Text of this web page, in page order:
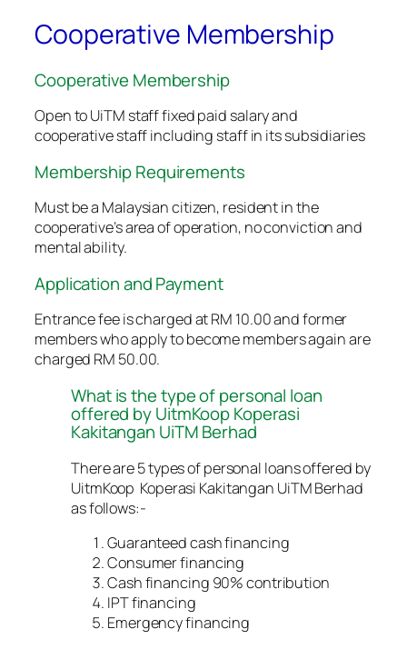
Cooperative Membership
Cooperative Membership
Open to UiTM staff fixed paid salary and
cooperative staff including staff in its subsidiaries
Membership Requirements
Must be a Malaysian citizen, resident in the
cooperative’s area of ​​operation, no conviction and
mental ability.
Application and Payment
Entrance fee is charged at RM 10.00 and former
members who apply to become members again are
charged RM 50.00.
What is the type of personal loan
offered by UitmKoop Koperasi
Kakitangan UiTM Berhad
There are 5 types of personal loans offered by
UitmKoop Koperasi Kakitangan UiTM Berhad
as follows:-
Guaranteed cash financing
Consumer financing
Cash financing 90% contribution
IPT financing
Emergency financing